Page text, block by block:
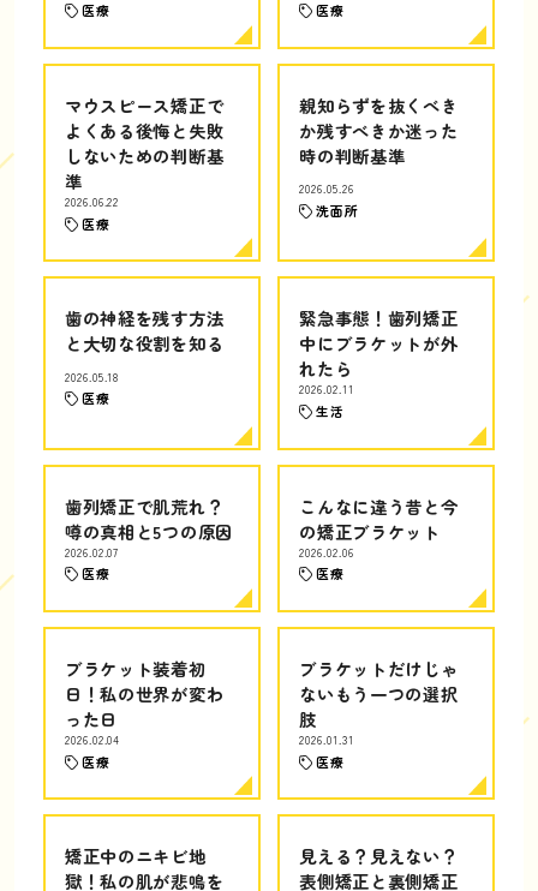
医療 医療
マウスピース矯正で
よくある後悔と失敗
しないための判断基
準
2026.06.22
医療
親知らずを抜くべき
か残すべきか迷った
時の判断基準
2026.05.26
洗面所
歯の神経を残す方法
と大切な役割を知る
2026.05.18
医療
緊急事態！歯列矯正
中にブラケットが外
れたら
2026.02.11
生活
歯列矯正で肌荒れ？
噂の真相と5つの原因
2026.02.07
医療
こんなに違う昔と今
の矯正ブラケット
2026.02.06
医療
ブラケット装着初
日！私の世界が変わ
った日
2026.02.04
医療
ブラケットだけじゃ
ないもう一つの選択
肢
2026.01.31
医療
矯正中のニキビ地
獄！私の肌が悲鳴を
見える？見えない？
表側矯正と裏側矯正